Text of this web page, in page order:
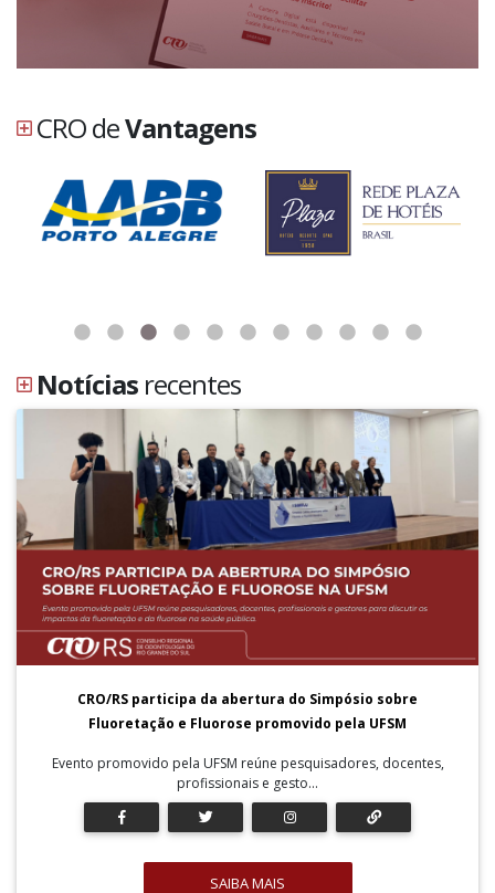
CRO deVantagens
Notícias recentes
CRO/RS participa da abertura do Simpósio sobre
Fluoretação e Fluorose promovido pela UFSM
Evento promovido pela UFSM reúne pesquisadores, docentes,
profissionais e gesto...
SAIBA MAIS